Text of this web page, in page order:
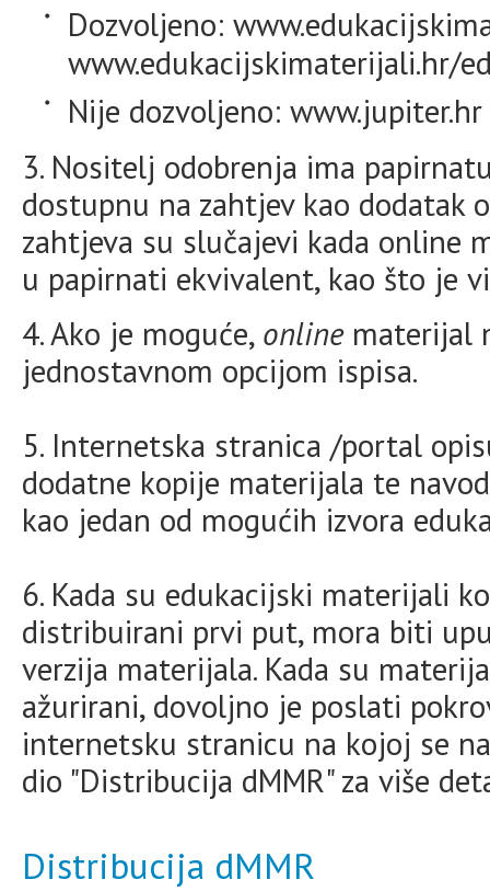
Dozvoljeno:
www.edukacijskimaterijali.hr/
Nije dozvoljeno: www.jupiter.hr
3. Nositelj odobrenja ima
dostupnu na zahtjev kao dodatak
zahtjeva su slučajevi kada online
u papirnati ekvivalent, kao što je
4. Ako je moguće, onlinematerijal
jednostavnom opcijom ispisa.
5. Internetska stranica /portal
dodatne kopije materijala te
kao jedan od mogućih izvora
6. Kada su edukacijski materijali
distribuirani prvi put, mora biti
verzija materijala. Kada su
ažurirani, dovoljno je poslati
internetsku stranicu na kojoj se
dio "Distribucija dMMR" za više
Distribucija dMMR